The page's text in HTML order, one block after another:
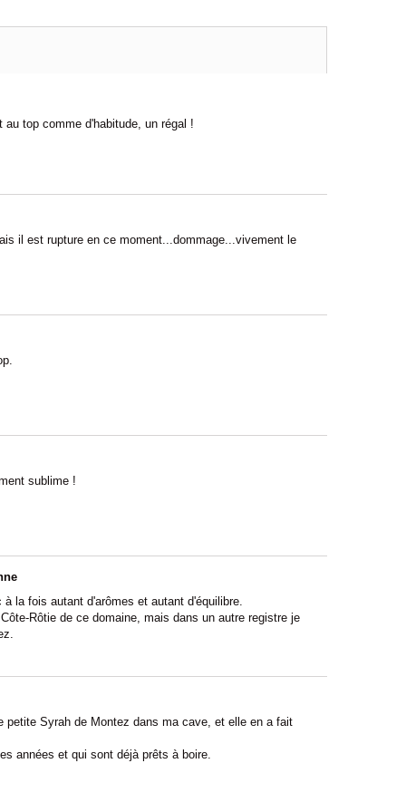
top comme d'habitude, un régal !
il est rupture en ce moment...dommage...vivement le
sublime !
la fois autant d'arômes et autant d'équilibre.
Rôtie de ce domaine, mais dans un autre registre je
Syrah de Montez dans ma cave, et elle en a fait
années et qui sont déjà prêts à boire.